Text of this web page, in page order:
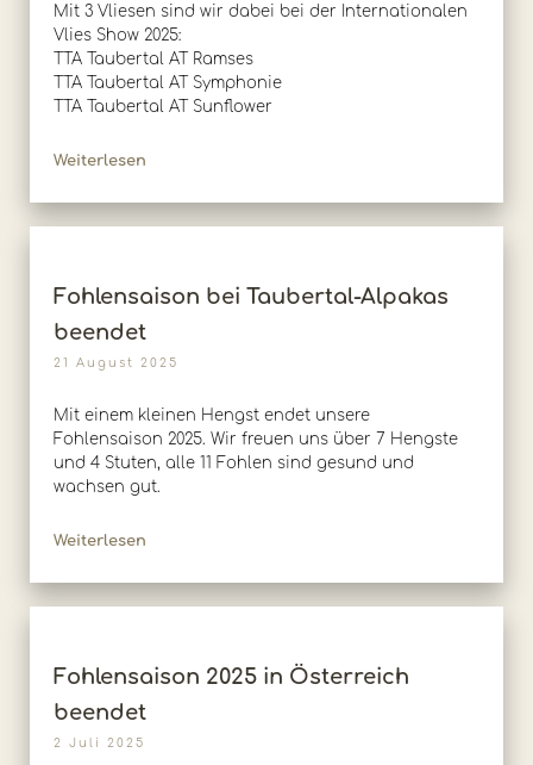
Mit 3 Vliesen sind wir dabei bei der Internationalen
Vlies Show 2025:
TTA Taubertal AT Ramses
TTA Taubertal AT Symphonie
TTA Taubertal AT Sunflower
Weiterlesen
Fohlensaison bei Taubertal-Alpakas
beendet
21 August 2025
Mit einem kleinen Hengst endet unsere
Fohlensaison 2025. Wir freuen uns über 7 Hengste
und 4 Stuten, alle 11 Fohlen sind gesund und
wachsen gut.
Weiterlesen
Fohlensaison 2025 in Österreich
beendet
2 Juli 2025